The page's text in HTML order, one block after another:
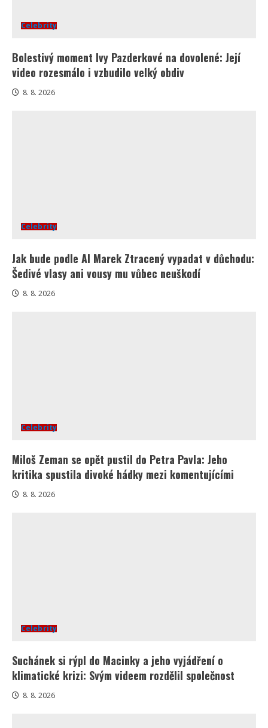
Celebrity
Bolestivý moment Ivy Pazderkové na dovolené: Její
video rozesmálo i vzbudilo velký obdiv
8. 8. 2026
Celebrity
Jak bude podle AI Marek Ztracený vypadat v důchodu:
Šedivé vlasy ani vousy mu vůbec neuškodí
8. 8. 2026
Celebrity
Miloš Zeman se opět pustil do Petra Pavla: Jeho
kritika spustila divoké hádky mezi komentujícími
8. 8. 2026
Celebrity
Suchánek si rýpl do Macinky a jeho vyjádření o
klimatické krizi: Svým videem rozdělil společnost
8. 8. 2026